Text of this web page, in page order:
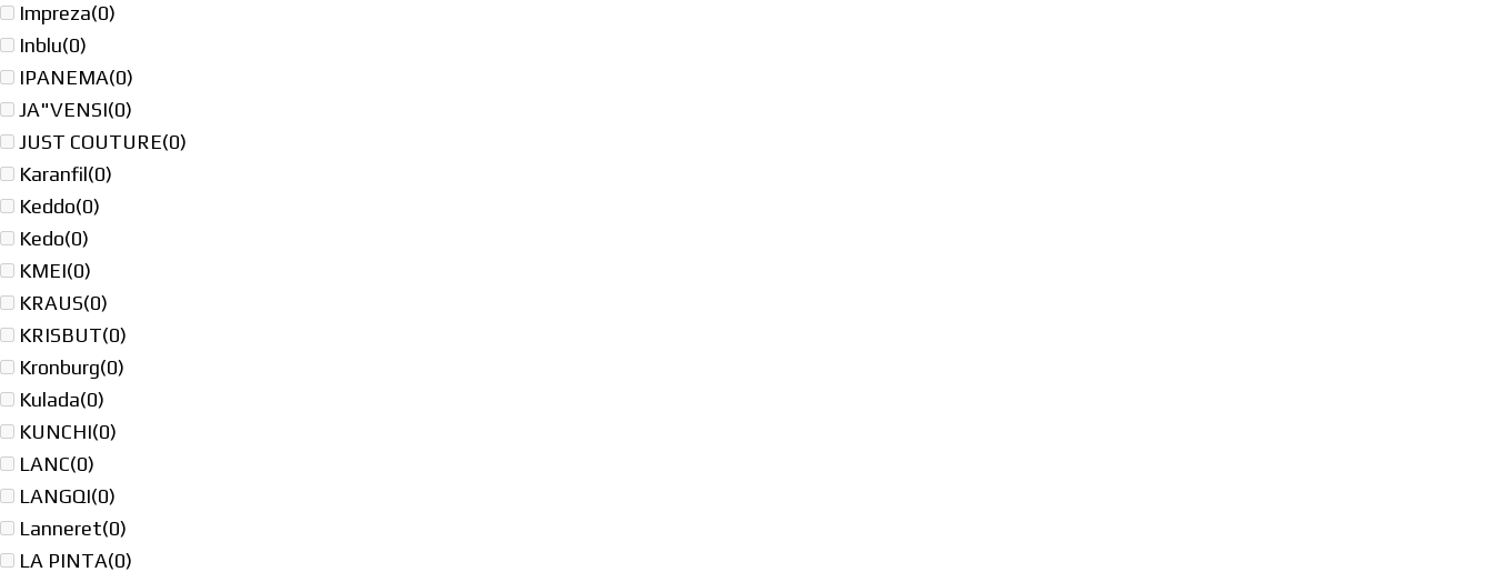
Impreza(0)
Inblu(0)
IPANEMA(0)
JA"VENSI(0)
JUST COUTURE(0)
Karanfil(0)
Keddo(0)
Kedo(0)
KMEI(0)
KRAUS(0)
KRISBUT(0)
Kronburg(0)
Kulada(0)
KUNCHI(0)
LANC(0)
LANGQI(0)
Lanneret(0)
LA PINTA(0)